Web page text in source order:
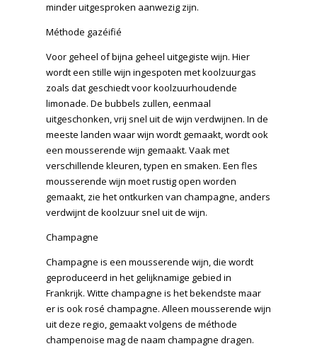
minder uitgesproken aanwezig zijn.
Méthode gazéifié
Voor geheel of bijna geheel uitgegiste wijn. Hier
wordt een stille wijn ingespoten met koolzuurgas
zoals dat geschiedt voor koolzuurhoudende
limonade. De bubbels zullen, eenmaal
uitgeschonken, vrij snel uit de wijn verdwijnen. In de
meeste landen waar wijn wordt gemaakt, wordt ook
een mousserende wijn gemaakt. Vaak met
verschillende kleuren, typen en smaken. Een fles
mousserende wijn moet rustig open worden
gemaakt, zie het ontkurken van champagne, anders
verdwijnt de koolzuur snel uit de wijn.
Champagne
Champagne is een mousserende wijn, die wordt
geproduceerd in het gelijknamige gebied in
Frankrijk. Witte champagne is het bekendste maar
er is ook rosé champagne. Alleen mousserende wijn
uit deze regio, gemaakt volgens de méthode
champenoise mag de naam champagne dragen.